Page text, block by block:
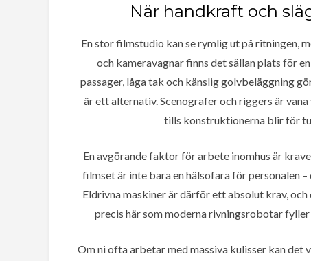
När handkraft och
En stor filmstudio kan se rymlig ut på ritningen,
och kameravagnar finns det sällan plats för
passager, låga tak och känslig golvbeläggning
är ett alternativ. Scenografer och riggers är
tills konstruktionerna blir för
En avgörande faktor för arbete inomhus är
filmset är inte bara en hälsofara för personalen
Eldrivna maskiner är därför ett absolut krav,
precis här som moderna rivningsrobotar
Om ni ofta arbetar med massiva kulisser kan det